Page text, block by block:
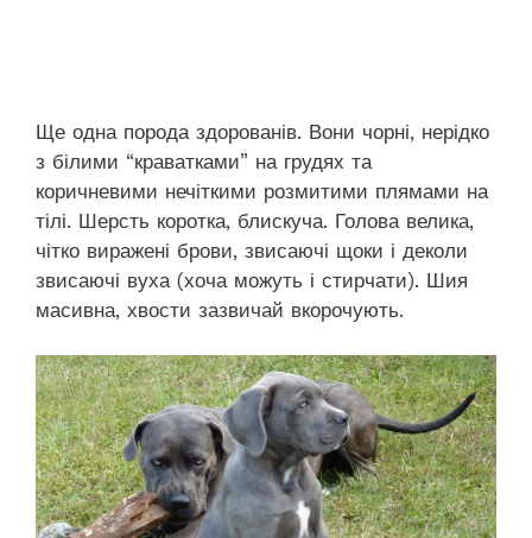
Ще одна порода здорованів. Вони чорні, нерідко
з білими “краватками” на грудях та
коричневими нечіткими розмитими плямами на
тілі. Шерсть коротка, блискуча. Голова велика,
чітко виражені брови, звисаючі щоки і деколи
звисаючі вуха (хоча можуть і стирчати). Шия
масивна, хвости зазвичай вкорочують.